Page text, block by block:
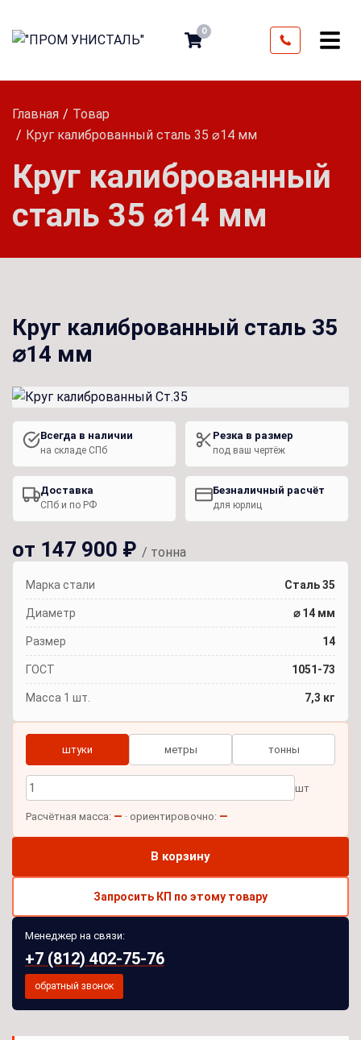
0
Главная
Товар
Круг калиброванный сталь 35 ⌀14 мм
Круг калиброванный
сталь 35 ⌀14 мм
Круг калиброванный сталь 35
⌀14 мм
Всегда в наличии
на складе СПб
Резка в размер
под ваш чертёж
Доставка
СПб и по РФ
Безналичный расчёт
для юрлиц
от 147 900 ₽ / тонна
Марка стали Сталь 35
Диаметр ⌀ 14 мм
Размер 14
ГОСТ 1051-73
Масса 1 шт. 7,3 кг
штуки метры тонны
шт
Расчётная масса: — · ориентировочно: —
В корзину
Запросить КП по этому товару
Менеджер на связи:
+7 (812) 402-75-76
обратный звонок